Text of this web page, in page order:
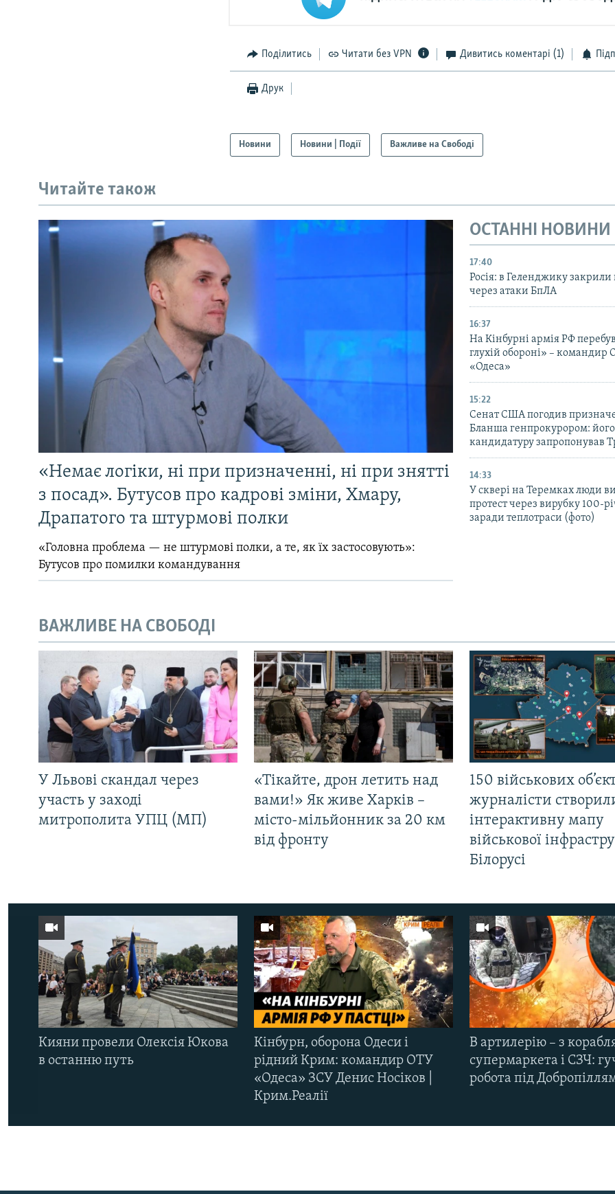
РУС
Поділитись Читати без VPN Дивитись коментарі (1)
Друк
Новини Новини | Події Важливе на Свободі
Читайте також
«Немає логіки, ні при призначенні, ні при знятті
з посад». Бутусов про кадрові зміни, Хмару,
Драпатого та штурмові полки
«Головна проблема — не штурмові полки, а те, як їх застосовують»:
Бутусов про помилки командування
ОСТАННІ НОВИНИ
17:40
Росія: в Геленджику закрили
через атаки БпЛА
16:37
На Кінбурні армія РФ
глухій обороні» – командир
«Одеса»
15:22
Сенат США погодив
Бланша генпрокурором: його
кандидатуру запропонував
14:33
У сквері на Теремках люди
протест через вирубку 100-
заради теплотраси (фото)
ВАЖЛИВЕ НА СВОБОДІ
У Львові скандал через
участь у заході
митрополита УПЦ (МП)
«Тікайте, дрон летить над
вами!» Як живе Харків –
місто-мільйонник за 20 км
від фронту
150 військових
журналісти
інтерактивну мапу
військової
Білорусі
Кияни провели Олексія Юкова
в останню путь
Кінбурн, оборона Одеси і
рідний Крим: командир ОТУ
«Одеса» ЗСУ Денис Носіков |
Крим.Реалії
В артилерію – з
супермаркета і СЗЧ:
робота під